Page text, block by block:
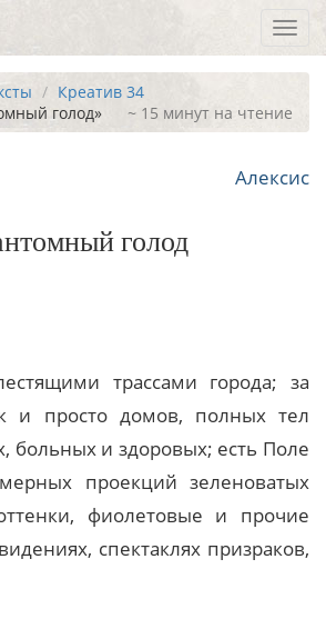
Креатив 34
голод»
~ 15 минут на чтение
Алексис
голод
трассами города; за
и просто домов, полных тел
больных и здоровых; есть Поле
проекций зеленоватых
фиолетовые и прочие
спектаклях призраков,